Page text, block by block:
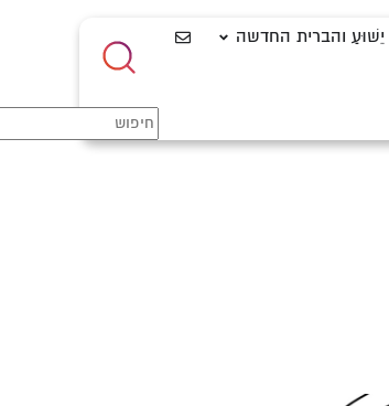
יֵשׁוּעַ והברית החדשה